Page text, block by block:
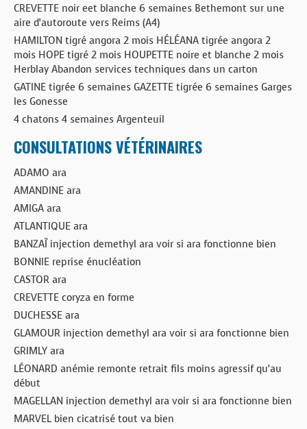
CREVETTE noir eet blanche 6 semaines Bethemont sur une
aire d’autoroute vers Reims (A4)
HAMILTON tigré angora 2 mois HÉLÉANA tigrée angora 2
mois HOPE tigré 2 mois HOUPETTE noire et blanche 2 mois
Herblay Abandon services techniques dans un carton
GATINE tigrée 6 semaines GAZETTE tigrée 6 semaines Garges
les Gonesse
4 chatons 4 semaines Argenteuil
CONSULTATIONS VÉTÉRINAIRES
ADAMO ara
AMANDINE ara
AMIGA ara
ATLANTIQUE ara
BANZAÏ injection demethyl ara voir si ara fonctionne bien
BONNIE reprise énucléation
CASTOR ara
CREVETTE coryza en forme
DUCHESSE ara
GLAMOUR injection demethyl ara voir si ara fonctionne bien
GRIMLY ara
LÉONARD anémie remonte retrait fils moins agressif qu’au
début
MAGELLAN injection demethyl ara voir si ara fonctionne bien
MARVEL bien cicatrisé tout va bien